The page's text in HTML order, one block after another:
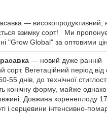
― високопродуктивний,
взимку сорт!
Ми
"Grow Global" за оптовими
― новий дуже ранній
сорт. Вегетаційний період від
55 днів, до технічної
конічну форму, майже
Довжина коренеплоду
і серцевини інтенсивно-